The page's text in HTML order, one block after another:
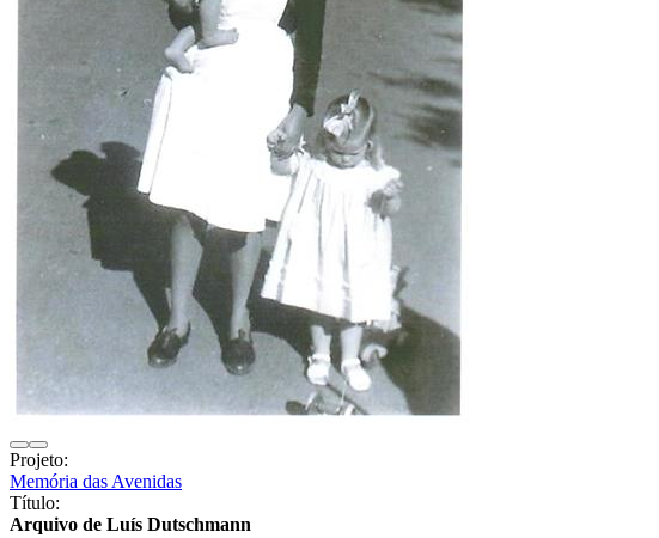
Projeto:
Memória das Avenidas
Título:
Arquivo de Luís Dutschmann